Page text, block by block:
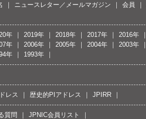
ニュースレター／メールマガジン 会員
年 2019年 2018年 2017年 2016年
年 2006年 2005年 2004年 2003年
年 1993年
レス 歴史的PIアドレス JPIRR
質問 JPNIC会員リスト